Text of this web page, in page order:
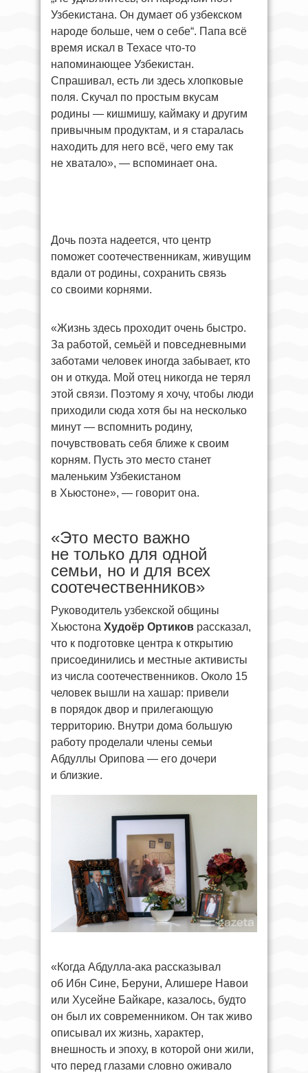
Узбекистана. Он думает об узбекском
народе больше, чем о себе“. Папа всё
время искал в Техасе что-то
напоминающее Узбекистан.
Спрашивал, есть ли здесь хлопковые
поля. Скучал по простым вкусам
родины — кишмишу, каймаку и другим
привычным продуктам, и я старалась
находить для него всё, чего ему так
не хватало», — вспоминает она.
Дочь поэта надеется, что центр
поможет соотечественникам, живущим
вдали от родины, сохранить связь
со своими корнями.
«Жизнь здесь проходит очень быстро.
За работой, семьёй и повседневными
заботами человек иногда забывает, кто
он и откуда. Мой отец никогда не терял
этой связи. Поэтому я хочу, чтобы люди
приходили сюда хотя бы на несколько
минут — вспомнить родину,
почувствовать себя ближе к своим
корням. Пусть это место станет
маленьким Узбекистаном
в Хьюстоне», — говорит она.
«Это место важно
не только для одной
семьи, но и для всех
соотечественников»
Руководитель узбекской общины
Хьюстона Худоёр Ортиков рассказал,
что к подготовке центра к открытию
присоединились и местные активисты
из числа соотечественников. Около 15
человек вышли на хашар: привели
в порядок двор и прилегающую
территорию. Внутри дома большую
работу проделали члены семьи
Абдуллы Орипова — его дочери
и близкие.
«Когда Абдулла-ака рассказывал
об Ибн Сине, Беруни, Алишере Навои
или Хусейне Байкаре, казалось, будто
он был их современником. Он так живо
описывал их жизнь, характер,
внешность и эпоху, в которой они жили,
что перед глазами словно оживало